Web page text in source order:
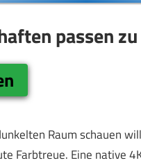
passen
Raum schauen
Farbtreue. Eine native